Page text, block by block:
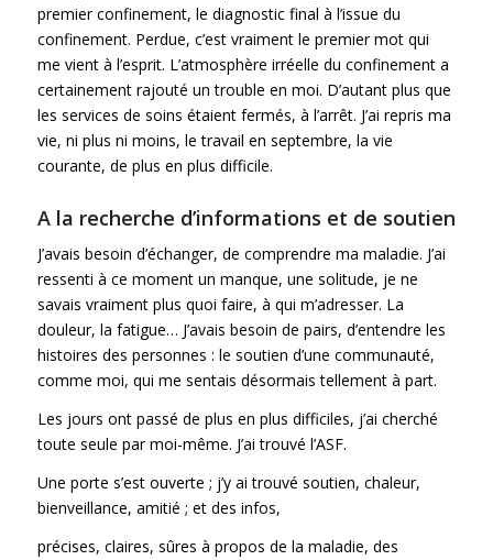
premier confinement, le diagnostic final à l’issue du
confinement. Perdue, c’est vraiment le premier mot qui
me vient à l’esprit. L’atmosphère irréelle du confinement a
certainement rajouté un trouble en moi. D’autant plus que
les services de soins étaient fermés, à l’arrêt. J’ai repris ma
vie, ni plus ni moins, le travail en septembre, la vie
courante, de plus en plus difficile.
A la recherche d’informations et de soutien
J’avais besoin d’échanger, de comprendre ma maladie. J’ai
ressenti à ce moment un manque, une solitude, je ne
savais vraiment plus quoi faire, à qui m’adresser. La
douleur, la fatigue… J’avais besoin de pairs, d’entendre les
histoires des personnes : le soutien d’une communauté,
comme moi, qui me sentais désormais tellement à part.
Les jours ont passé de plus en plus difficiles, j’ai cherché
toute seule par moi-même. J’ai trouvé l’ASF.
Une porte s’est ouverte ; j’y ai trouvé soutien, chaleur,
bienveillance, amitié ; et des infos,
précises, claires, sûres à propos de la maladie, des